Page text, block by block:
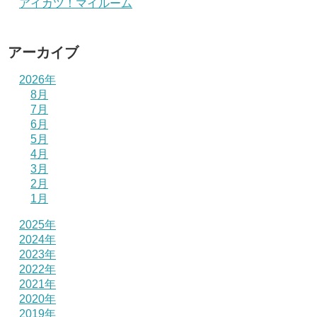
アイカツ！マイルーム
アーカイブ
2026年
8月
7月
6月
5月
4月
3月
2月
1月
2025年
2024年
2023年
2022年
2021年
2020年
2019年